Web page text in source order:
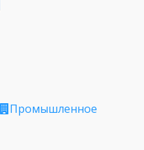
Промышленное